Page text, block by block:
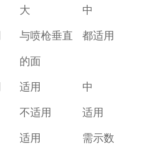
大 中
与喷枪垂直
的面
都适用
适用 中
不适用 适用
适用 需示数